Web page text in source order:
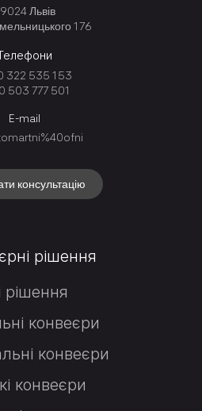
Львів
176
322 535 153
503 777 501
E-mail
консультацію
рішення
рішення
конвеєри
конвеєри
конвеєри